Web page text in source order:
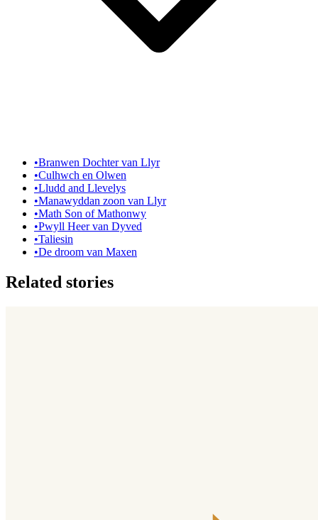
•Branwen Dochter van Llyr
•Culhwch en Olwen
•Lludd and Llevelys
•Manawyddan zoon van Llyr
•Math Son of Mathonwy
•Pwyll Heer van Dyved
•Taliesin
•De droom van Maxen
Related stories